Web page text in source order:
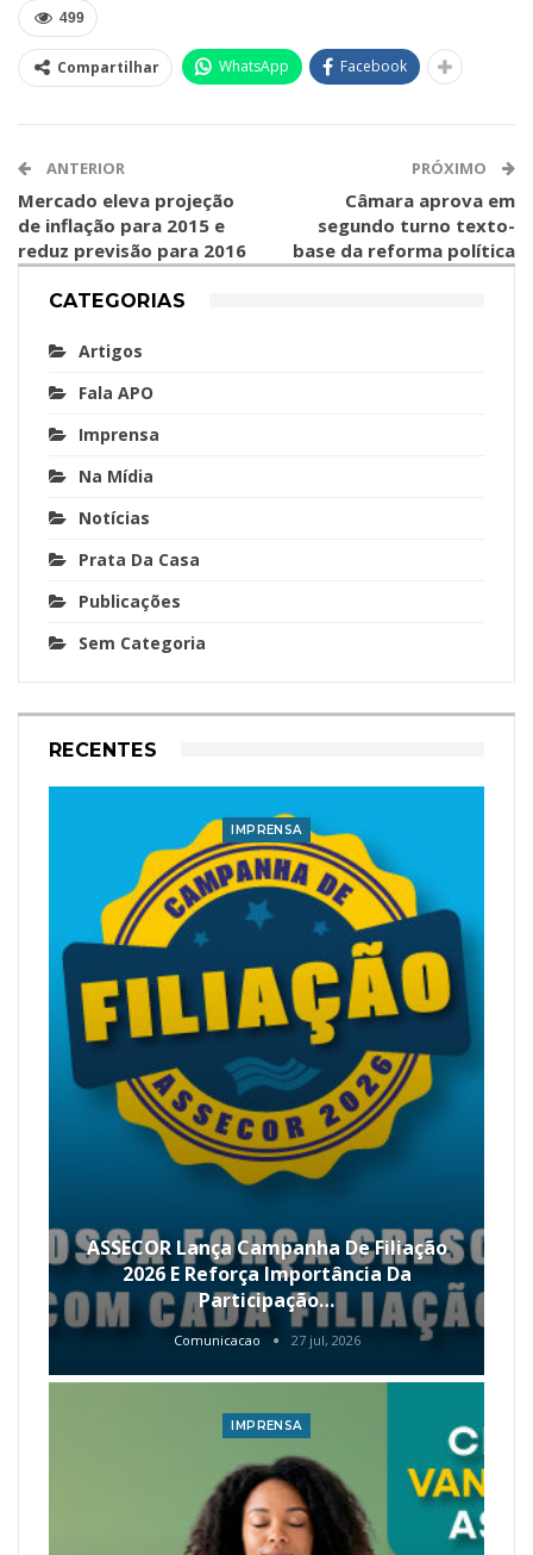
499
Compartilhar WhatsApp Facebook
ANTERIOR
Mercado eleva projeção
de inflação para 2015 e
reduz previsão para 2016
PRÓXIMO
Câmara aprova em
segundo turno texto-
base da reforma política
CATEGORIAS
Artigos
Fala APO
Imprensa
Na Mídia
Notícias
Prata Da Casa
Publicações
Sem Categoria
RECENTES
IMPRENSA
ASSECOR Lança Campanha De Filiação
2026 E Reforça Importância Da
Participação…
Comunicacao 27 jul, 2026
IMPRENSA